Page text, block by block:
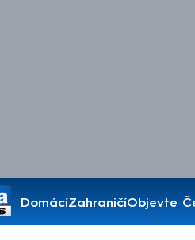
DomácíZahraničíObjevte
Pořady